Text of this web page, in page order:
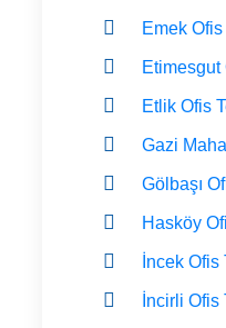
Emek
Etimesgut
Etlik Ofis
Gazi
Gölbaşı
Hasköy
İncek
İncirli Ofis